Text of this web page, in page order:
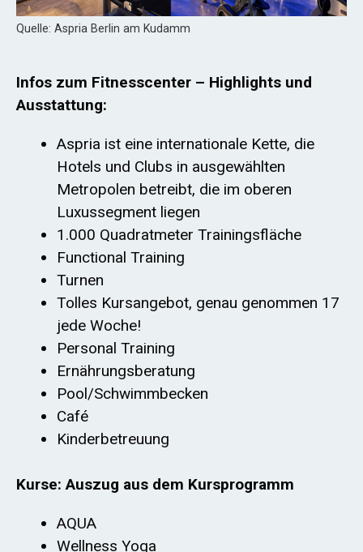
Quelle: Aspria Berlin am Kudamm
Infos zum Fitnesscenter – Highlights und
Ausstattung:
Aspria ist eine internationale Kette, die
Hotels und Clubs in ausgewählten
Metropolen betreibt, die im oberen
Luxussegment liegen
1.000 Quadratmeter Trainingsfläche
Functional Training
Turnen
Tolles Kursangebot, genau genommen 17
jede Woche!
Personal Training
Ernährungsberatung
Pool/Schwimmbecken
Café
Kinderbetreuung
Kurse: Auszug aus dem Kursprogramm
AQUA
Wellness Yoga